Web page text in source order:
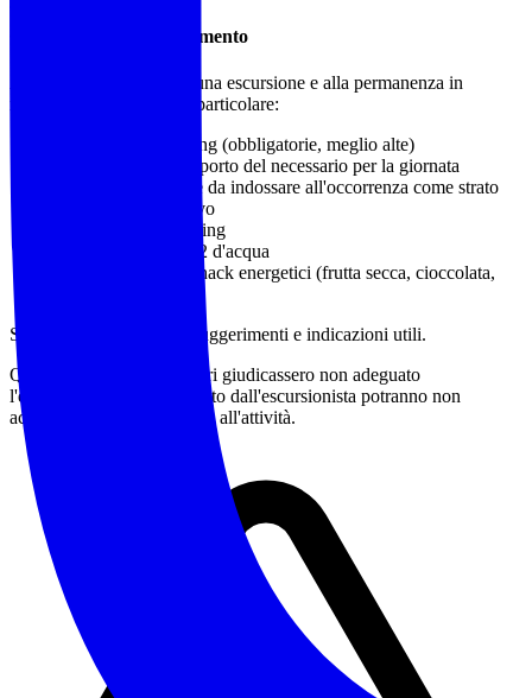
Cosa Portare / Abbigliamento
Abbigliamento idoneo a una escursione e alla permanenza in
montagna o in natura, in particolare:
Calzature da trekking (obbligatorie, meglio alte)
Zaino adatto al trasporto del necessario per la giornata
Capo impermeabile da indossare all'occorrenza come strato
più esterno protettivo
Bastoncini da trekking
Almeno 1 litro e 1/2 d'acqua
Pranzo al sacco e snack energetici (frutta secca, cioccolata,
Sono a disposizione per suggerimenti e indicazioni utili.
Qualora gli accompagnatori giudicassero non adeguato
l'equipaggiamento posseduto dall'escursionista potranno non
accettarne la partecipazione all'attività.